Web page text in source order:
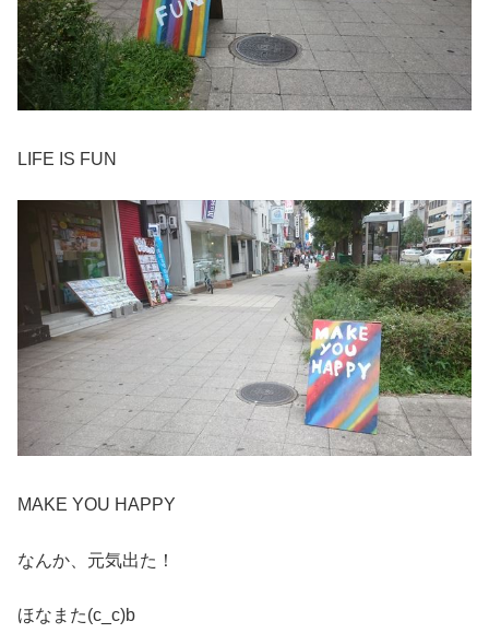
LIFE IS FUN
MAKE YOU HAPPY
なんか、元気出た！
ほなまた(c_c)b